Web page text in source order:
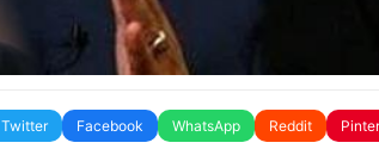
Twitter Facebook WhatsApp Reddit